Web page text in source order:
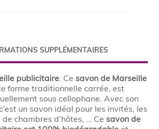
SUPPLÉMENTAIRES
publicitaire. Ce savon de Marseille
forme traditionnelle carrée, est
sous cellophane. Avec son
un savon idéal pour les invités, les
chambres d’hôtes, … Ce savon de